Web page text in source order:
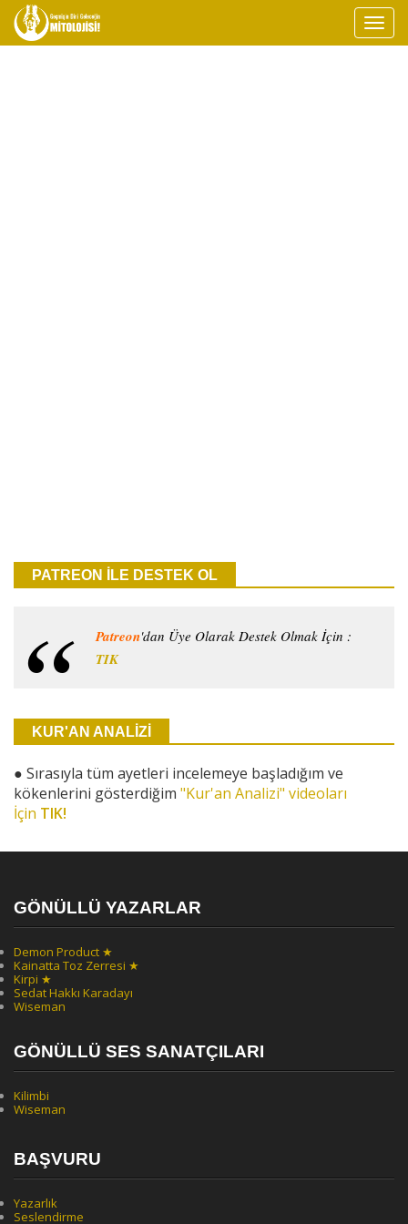
PATREON İLE DESTEK OL
Patreon'dan Üye Olarak Destek Olmak İçin :
TIK
KUR'AN ANALİZİ
● Sırasıyla tüm ayetleri incelemeye başladığım ve
kökenlerini gösterdiğim "Kur'an Analizi" videoları
İçin TIK!
GÖNÜLLÜ YAZARLAR
Demon Product ★
Kainatta Toz Zerresi ★
Kirpi ★
Sedat Hakkı Karadayı
Wiseman
GÖNÜLLÜ SES SANATÇILARI
Kilimbi
Wiseman
BAŞVURU
Yazarlık
Seslendirme